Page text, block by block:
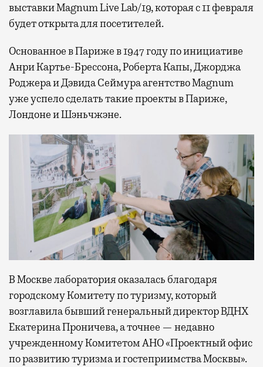
выставки Magnum Live Lab/19, которая с 11 февраля
будет открыта для посетителей.
Основанное в Париже в 1947 году по инициативе
Анри Картье-Брессона, Роберта Капы, Джорджа
Роджера и Дэвида Сеймура агентство Magnum
уже успело сделать такие проекты в Париже,
Лондоне и Шэньчжэне.
В Москве лаборатория оказалась благодаря
городскому Комитету по туризму, который
возглавила бывший генеральный директор ВДНХ
Екатерина Проничева, а точнее — недавно
учрежденному Комитетом АНО «Проектный офис
по развитию туризма и гостеприимства Москвы».